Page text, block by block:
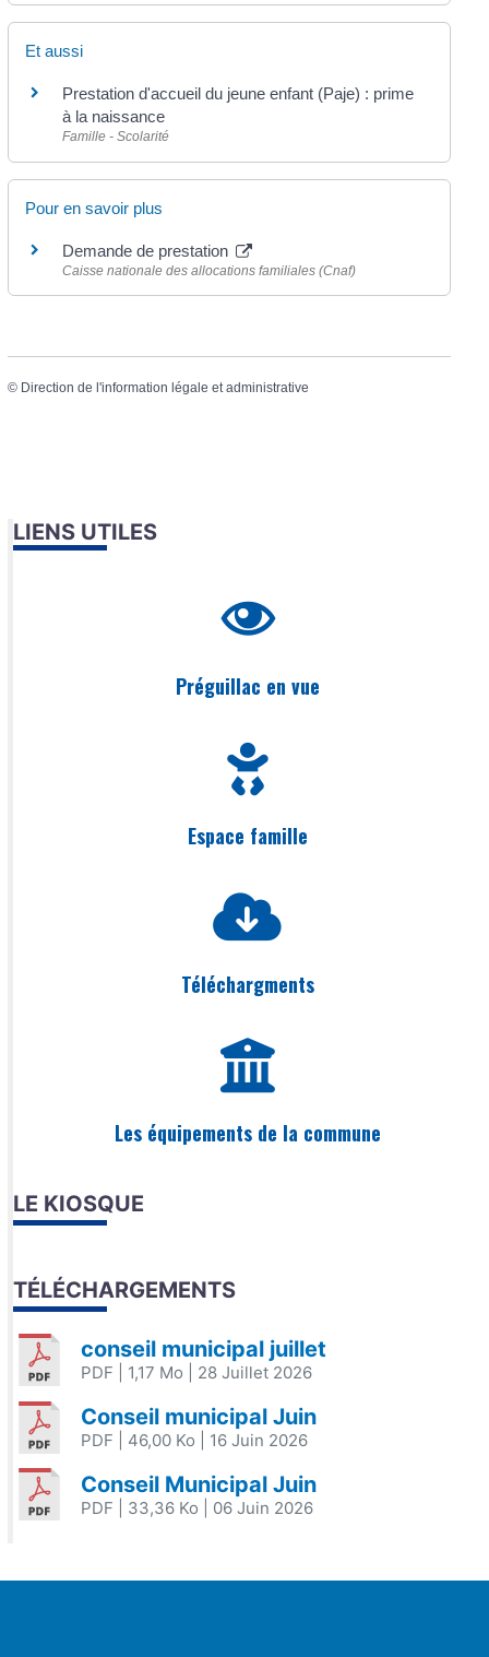
Et aussi
Prestation d'accueil du jeune enfant (Paje) : prime
à la naissance
Famille - Scolarité
Pour en savoir plus
Demande de prestation
Caisse nationale des allocations familiales (Cnaf)
© Direction de l'information légale et administrative
LIENS UTILES
Préguillac en vue
Espace famille
Téléchargments
Les équipements de la commune
LE KIOSQUE
TÉLÉCHARGEMENTS
conseil municipal juillet
PDF | 1,17 Mo | 28 Juillet 2026
Conseil municipal Juin
PDF | 46,00 Ko | 16 Juin 2026
Conseil Municipal Juin
PDF | 33,36 Ko | 06 Juin 2026